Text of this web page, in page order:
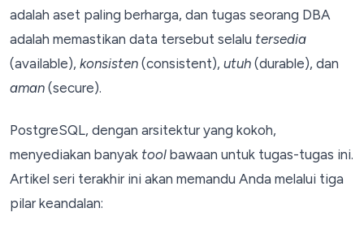
adalah aset paling berharga, dan tugas seorang DBA
adalah memastikan data tersebut selalu tersedia
(available), konsisten (consistent), utuh (durable), dan
aman (secure).
PostgreSQL, dengan arsitektur yang kokoh,
menyediakan banyak tool bawaan untuk tugas-tugas ini.
Artikel seri terakhir ini akan memandu Anda melalui tiga
pilar keandalan: